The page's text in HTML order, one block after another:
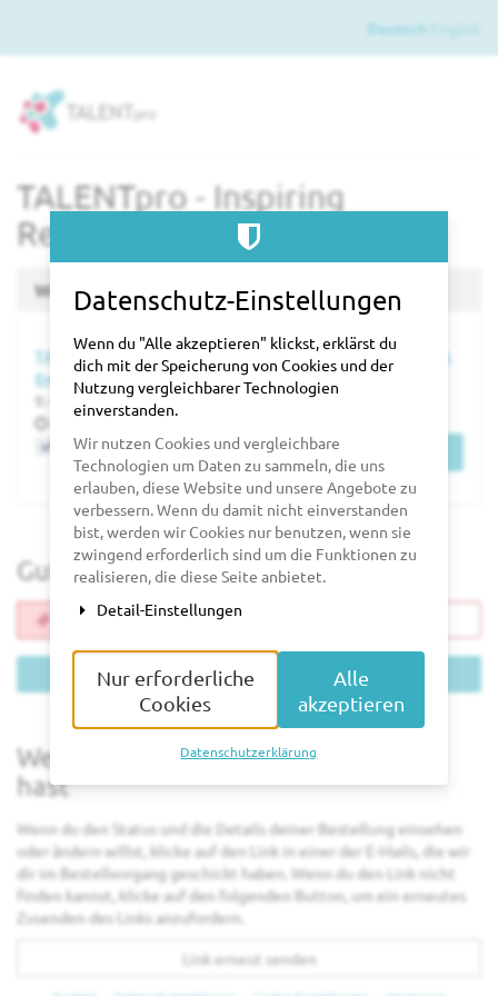
springen
Deutsch
TALENTpro - Inspiring
Recruiting Professionals
Wähle einen Termin aus
TALENTpro Expofestival 2027 - #1 Event für Recruiting &
Employer Branding
9.
10. Juni 2027
Uhrzeit
09:00
Jetzt buchen
Gutschein einlösen
Gutscheincode
fehlerhaft,
erforderlich Gutschein einlösen
Wenn du bereits ein Ticket bestellt
hast
Wenn du den Status und die Details deiner Bestellung einsehen
oder ändern willst, klicke auf den Link in einer der E-Mails, die wir
dir im Bestellvorgang geschickt haben. Wenn du den Link nicht
finden kannst, klicke auf den folgenden Button, um ein erneutes
Zusenden des Links anzufordern.
Link erneut senden
Datenschutz-Einstellungen
Wenn du "Alle akzeptieren" klickst, erklärst du
dich mit der Speicherung von Cookies und der
Nutzung vergleichbarer Technologien
einverstanden.
Wir nutzen Cookies und vergleichbare
Technologien um Daten zu sammeln, die uns
erlauben, diese Website und unsere Angebote zu
verbessern. Wenn du damit nicht einverstanden
bist, werden wir Cookies nur benutzen, wenn sie
zwingend erforderlich sind um die Funktionen zu
realisieren, die diese Seite anbietet.
Detail-Einstellungen
Nur erforderliche
Cookies
Alle
akzeptieren
Datenschutzerklärung